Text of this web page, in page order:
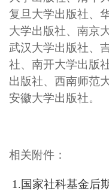
复旦大学出版社、
大学出版社、南京
武汉大学出版社、
社、南开大学出版
出版社、西南师范
安徽大学出版社。
相关附件：
1.国家社科基金后